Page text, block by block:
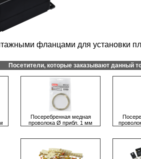
фланцами для установки
Посетители, которые заказывают данный
Посеребренная медная
проволока Ø прибл. 1 мм